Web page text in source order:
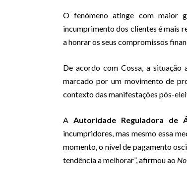
O fenómeno atinge com maior
incumprimento dos clientes é mais
a honrar os seus compromissos
De acordo com Cossa, a situação
marcado por um movimento de
contexto das manifestações pós-
AAutoridade Reguladora de
incumpridores, mas mesmo essa
momento, o nível de pagamento
tendência a melhorar”, afirmou ao